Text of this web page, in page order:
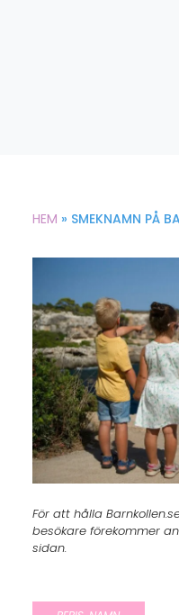
HEM » SMEKNAMN PÅ
För att hålla
besökare förekommer
sidan.